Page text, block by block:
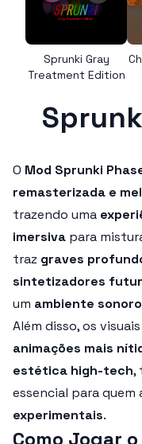
Sprunki Gray
Treatment Edition
O Mod Sprunki
remasterizada e
trazendo uma
imersiva para
traz graves
sintetizadores
um ambiente
Além disso, os
animações mais
estética high-tech,
essencial para quem
experimentais.
Como Jogar